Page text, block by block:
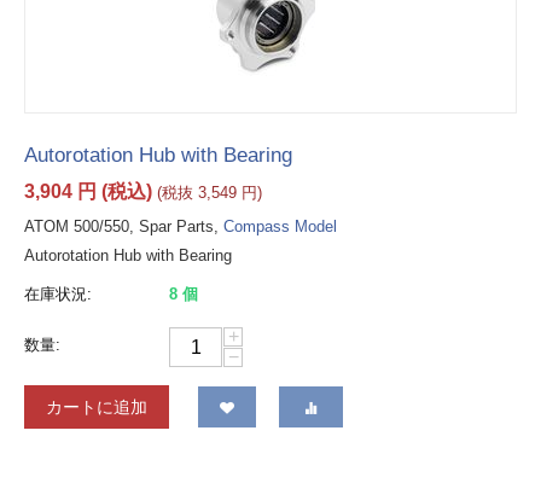
Autorotation Hub with Bearing
3,904 円 (税込) (税抜 3,549 円)
ATOM 500/550, Spar Parts, Compass Model
Autorotation Hub with Bearing
在庫状況: 8 個
数量:
+
−
カートに追加